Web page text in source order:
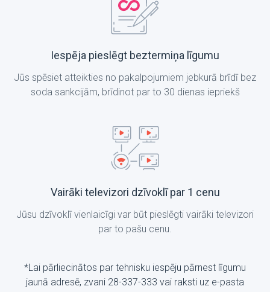
Iespēja pieslēgt beztermiņa līgumu
Jūs spēsiet atteikties no pakalpojumiem jebkurā brīdī bez
soda sankcijām, brīdinot par to 30 dienas iepriekš
Vairāki televizori dzīvoklī par 1 cenu
Jūsu dzīvoklī vienlaicīgi var būt pieslēgti vairāki televizori
par to pašu cenu.
*Lai pārliecinātos par tehnisku iespēju pārnest līgumu
jaunā adresē, zvani 28-337-333 vai raksti uz е-pasta